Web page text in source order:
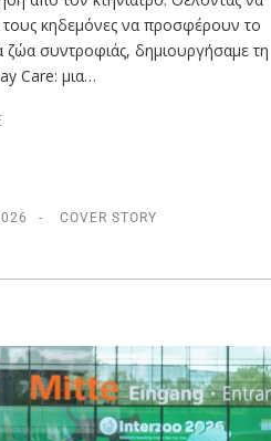
κηδεμόνες να προσφέρουν το
ζώα συντροφιάς, δημιουργήσαμε τη
Care: μια…
COVER STORY